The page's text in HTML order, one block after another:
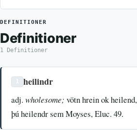
DEFINITIONER
Definitioner
1 Definitioner
heilindr
adj. wholesome; vötn hrein ok
þú heilendr sem Moyses, Eluc. 49.